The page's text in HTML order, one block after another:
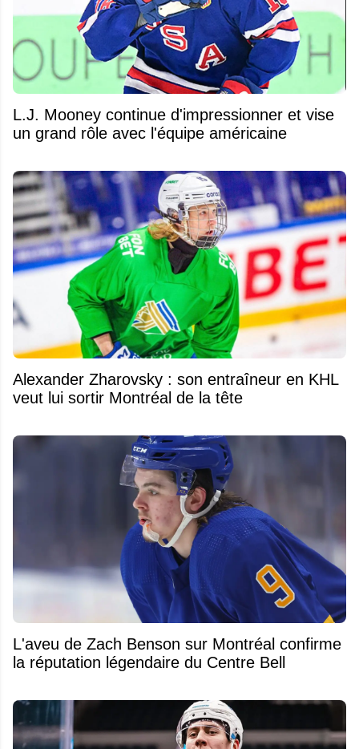
L.J. Mooney continue d'impressionner et vise
un grand rôle avec l'équipe américaine
Alexander Zharovsky : son entraîneur en KHL
veut lui sortir Montréal de la tête
L'aveu de Zach Benson sur Montréal confirme
la réputation légendaire du Centre Bell